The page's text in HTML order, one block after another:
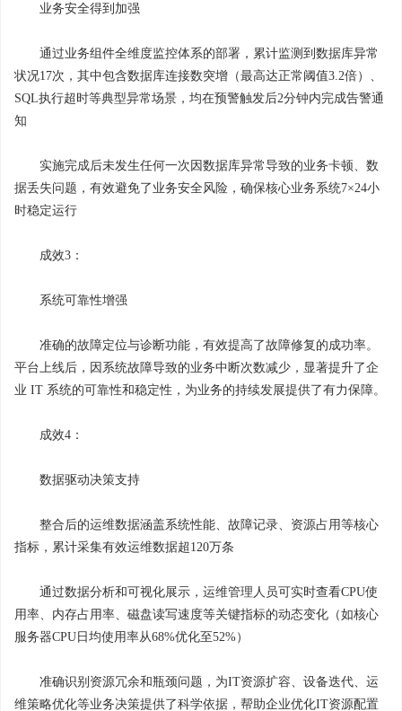
业务安全得到加强
通过业务组件全维度监控体系的部署，累计监测到数据库异常
状况17次，其中包含数据库连接数突增（最高达正常阈值3.2倍）、
SQL执行超时等典型异常场景，均在预警触发后2分钟内完成告警通
知
实施完成后未发生任何一次因数据库异常导致的业务卡顿、数
据丢失问题，有效避免了业务安全风险，确保核心业务系统7×24小
时稳定运行
成效3：
系统可靠性增强
准确的故障定位与诊断功能，有效提高了故障修复的成功率。
平台上线后，因系统故障导致的业务中断次数减少，显著提升了企
业 IT 系统的可靠性和稳定性，为业务的持续发展提供了有力保障。
成效4：
数据驱动决策支持
整合后的运维数据涵盖系统性能、故障记录、资源占用等核心
指标，累计采集有效运维数据超120万条
通过数据分析和可视化展示，运维管理人员可实时查看CPU使
用率、内存占用率、磁盘读写速度等关键指标的动态变化（如核心
服务器CPU日均使用率从68%优化至52%）
准确识别资源冗余和瓶颈问题，为IT资源扩容、设备迭代、运
维策略优化等业务决策提供了科学依据，帮助企业优化IT资源配置